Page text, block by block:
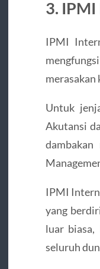
3. IPMI
IPMI
merasakan
Untuk
Akutansi
IPMI
yang
luar
seluruh